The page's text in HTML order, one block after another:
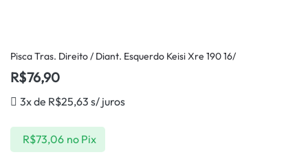
Pisca Tras. Direito / Diant. Esquerdo Keisi Xre 190 16/
R$76,90
3x de R$25,63 s/ juros
R$73,06 no Pix